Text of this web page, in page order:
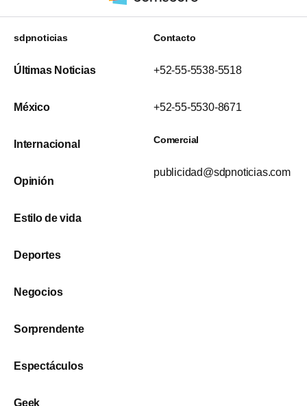
sdpnoticias
Últimas Noticias
México
Internacional
Opinión
Estilo de vida
Deportes
Negocios
Sorprendente
Espectáculos
Geek
Contacto
+52-55-5538-5518
+52-55-5530-8671
Comercial
publicidad@sdpnoticias.com